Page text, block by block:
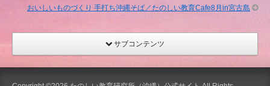
おいしいものづくり 手打ち沖縄そば／たのしい教育Cafe8月in宮古島
サブコンテンツ